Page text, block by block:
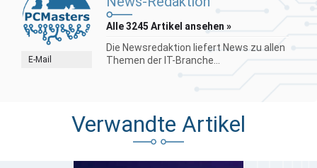
E-Mail
Alle 3245 Artikel ansehen »
Die Newsredaktion liefert News zu allen
Themen der IT-Branche...
Verwandte Artikel